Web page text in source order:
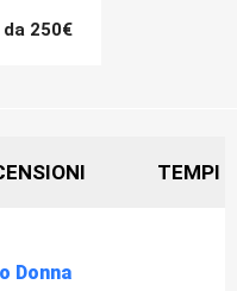
250€
TEMPI
Donna